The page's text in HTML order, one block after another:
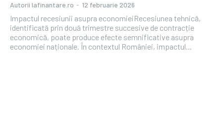
Autorii Iafinantare.ro - 12 februarie 2026
Impactul recesiunii asupra economieiRecesiunea tehnică,
identificată prin două trimestre succesive de contracție
economică, poate produce efecte semnificative asupra
economiei naționale. În contextul României, impactul...